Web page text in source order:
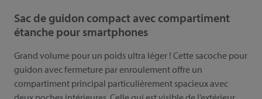
Sac de guidon compact avec compartiment
étanche pour smartphones
Grand volume pour un poids ultra léger ! Cette sacoche pour
guidon avec fermeture par enroulement offre un
compartiment principal particulièrement spacieux avec